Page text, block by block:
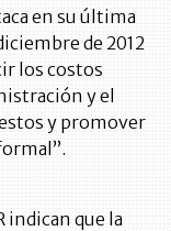
en su última
de 2012
los costos
y el
y promover
indican que la